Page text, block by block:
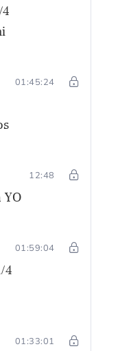
01:45:24
12:48
4
01:59:04
01:33:01